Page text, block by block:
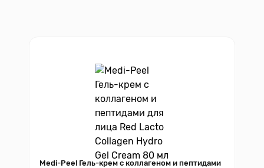
Medi-Peel Гель-крем с коллагеном и пептидами